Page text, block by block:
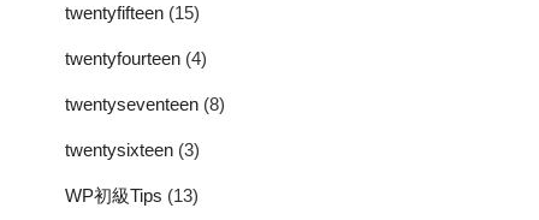
twentyfifteen (15)
twentyfourteen (4)
twentyseventeen (8)
twentysixteen (3)
WP初級Tips (13)